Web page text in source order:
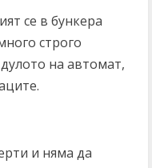
се в бункера
строго
на автомат,
и няма да